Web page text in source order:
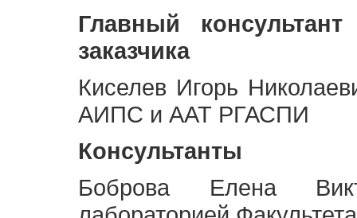
Главный
заказчика
Киселев Игорь
АИПС и ААТ РГАСПИ
Консультанты
Боброва Елена